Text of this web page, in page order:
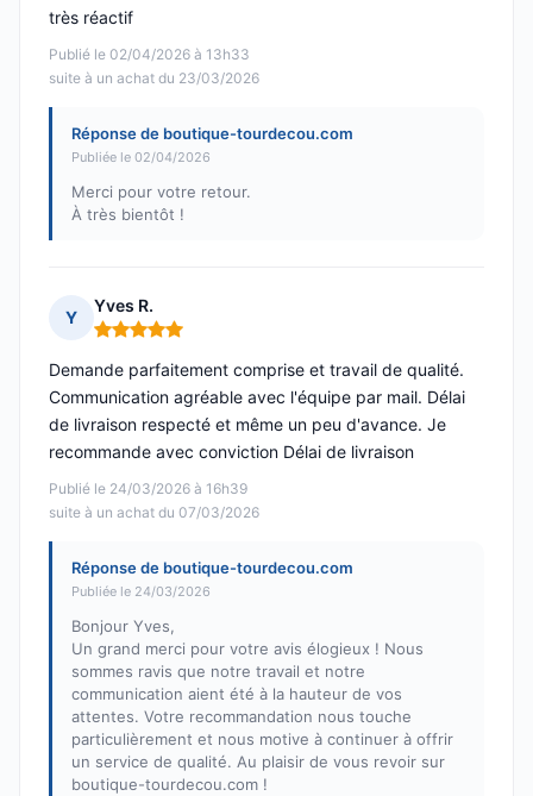
Publié le 02/04/2026 à 13h33
suite à un achat du 23/03/2026
très réactif
Réponse de boutique-tourdecou.com
Publiée le 02/04/2026
Merci pour votre retour.
À très bientôt !
Y
Yves R.
Note : 5 sur 5
Publié le 24/03/2026 à 16h39
suite à un achat du 07/03/2026
Demande parfaitement comprise et travail de qualité.
Communication agréable avec l'équipe par mail. Délai
de livraison respecté et même un peu d'avance. Je
recommande avec conviction Délai de livraison
Réponse de boutique-tourdecou.com
Publiée le 24/03/2026
Bonjour Yves,
Un grand merci pour votre avis élogieux ! Nous
sommes ravis que notre travail et notre
communication aient été à la hauteur de vos
attentes. Votre recommandation nous touche
particulièrement et nous motive à continuer à offrir
un service de qualité. Au plaisir de vous revoir sur
boutique-tourdecou.com !